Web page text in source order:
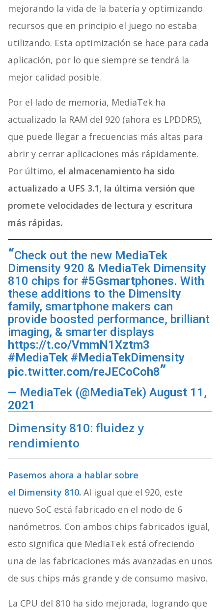
mejorando la vida de la batería y optimizando
recursos que en principio el juego no estaba
utilizando. Esta optimización se hace para cada
aplicación, por lo que siempre se tendrá la
mejor calidad posible.
Por el lado de memoria, MediaTek ha
actualizado la RAM del 920 (ahora es LPDDR5),
que puede llegar a frecuencias más altas para
abrir y cerrar aplicaciones más rápidamente.
Por último, el almacenamiento ha sido
actualizado a UFS 3.1, la última versión que
promete velocidades de lectura y escritura
más rápidas.
Check out the new MediaTek
Dimensity 920 & MediaTek Dimensity
810 chips for #5Gsmartphones. With
these additions to the Dimensity
family, smartphone makers can
provide boosted performance, brilliant
imaging, & smarter displays
https://t.co/VmmN1Xztm3
#MediaTek #MediaTekDimensity
pic.twitter.com/reJECoCoh8
— MediaTek (@MediaTek) August 11,
2021
Dimensity 810: fluidez y
rendimiento
Pasemos ahora a hablar sobre
el Dimensity 810. Al igual que el 920, este
nuevo SoC está fabricado en el nodo de 6
nanómetros. Con ambos chips fabricados igual,
esto significa que MediaTek está ofreciendo
una de las fabricaciones más avanzadas en unos
de sus chips más grande y de consumo masivo.
La CPU del 810 ha sido mejorada, logrando que